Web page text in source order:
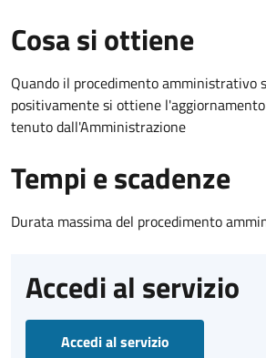
Cosa si ottiene
Quando il procedimento amministrativo
positivamente si ottiene
tenuto dall'Amministrazione
Tempi e scadenze
Durata massima del procedimento
Accedi al servizio
Accedi al servizio